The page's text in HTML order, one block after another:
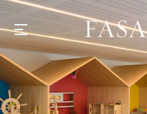
GASTRONOMIA
HOTÉIS
EXPERIÊNCIAS